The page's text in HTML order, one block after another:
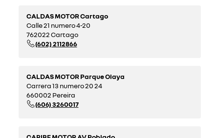
CALDAS MOTOR Cartago
Calle 21 numero 4-20
762022 Cartago
(602) 2112866
CALDAS MOTOR Parque Olaya
Carrera 13 numero 20 24
660002 Pereira
(606) 3260017